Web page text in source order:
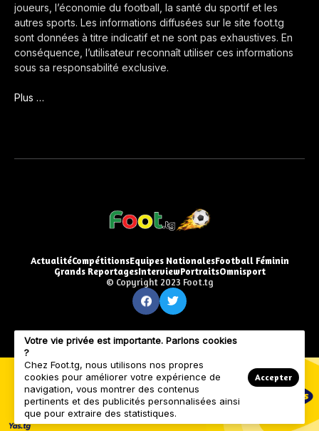
joueurs, l’économie du football, la santé du sportif et les
autres sports. Les informations diffusées sur le site foot.tg
sont données à titre indicatif et ne sont pas exhaustives. En
conséquence, l’utilisateur reconnaît utiliser ces informations
sous sa responsabilité exclusive.
Plus …
ActualitéCompétitionsEquipes NationalesFootball Féminin
Grands ReportagesInterviewPortraitsOmnisport
© Copyright 2023 Foot.tg
Votre vie privée est importante. Parlons cookies
?
Chez Foot.tg, nous utilisons nos propres
cookies pour améliorer votre expérience de
navigation, vous montrer des contenus
pertinents et des publicités personnalisées ainsi
que pour extraire des statistiques.
Accepter